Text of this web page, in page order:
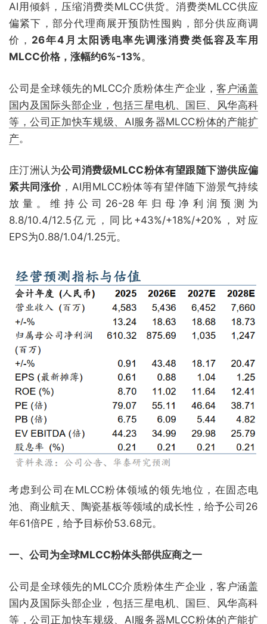
AI用倾斜，压缩消费类MLCC供货。消费类MLCC供应
偏紧下，部分代理商展开预防性囤购，部分供应商调
价， 26年4月太阳诱电率先调涨消费类低容及车用
MLCC价格，涨幅约6%-13%。
公司是全球领先的MLCC介质粉体生产企业，客户涵盖
国内及国际头部企业，包括三星电机、国巨、风华高科
等，公司正加快车规级、AI服务器MLCC粉体的产能扩
产。
庄汀洲认为公司消费级MLCC粉体有望跟随下游供应偏
紧共同涨价 ，AI用MLCC粉体等有望伴随下游景气持续
放量。维持公司26-28年归母净利润预测为
8.8/10.4/12.5亿元，同比+43%/+18%/+20%，对应
EPS为0.88/1.04/1.25元。
考虑到公司在MLCC粉体领域的领先地位，在固态电
池、商业航天、陶瓷基板等领域的成长性，给予公司26
年61倍PE，给予目标价53.68元。
一、公司为全球MLCC粉体头部供应商之一
公司是全球领先的MLCC介质粉体生产企业，客户涵盖
国内及国际头部企业，包括三星电机、国巨、风华高科
等，公司正加快车规级、AI服务器MLCC粉体的产能扩